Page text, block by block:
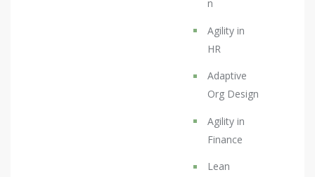
n
Agility in
HR
Adaptive
Org Design
Agility in
Finance
Lean